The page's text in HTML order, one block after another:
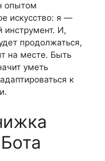
опытом
искусство: я —
И,
продолжаться,
на месте. Быть
уметь
к